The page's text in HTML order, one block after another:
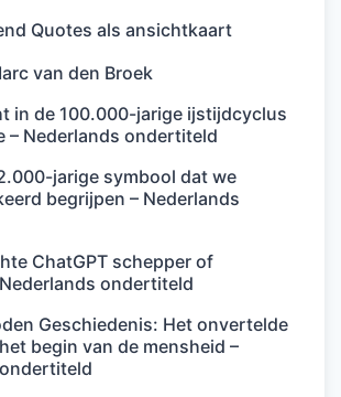
Quotes als ansichtkaart
van den Broek
in de 100.000-jarige ijstijdcyclus
– Nederlands ondertiteld
jarige symbool dat we
begrijpen – Nederlands
ChatGPT schepper of
ondertiteld
Geschiedenis: Het onvertelde
begin van de mensheid –